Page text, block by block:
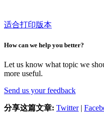
适合打印版本
How can we help you better?
Let us know what topic we
more useful.
Send us your feedback
分享这篇文章: Twitter|